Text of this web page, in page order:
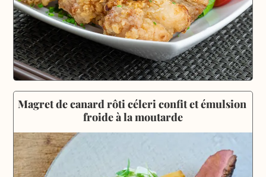
Magret de canard rôti céleri confit et émulsion
froide à la moutarde